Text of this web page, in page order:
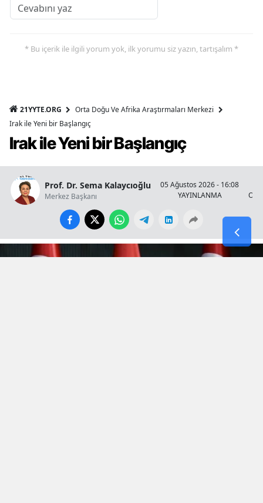
* Bu içerik ile ilgili yorum yok, ilk yorumu siz yazın, tartışalım *
21YYTE.ORG
Orta Doğu Ve Afrika Araştırmaları Merkezi
Irak ile Yeni bir Başlangıç
Irak ile Yeni bir Başlangıç
Prof. Dr. Sema Kalaycıoğlu
Merkez Başkanı
05 Ağustos 2026 - 16:08
YAYINLANMA